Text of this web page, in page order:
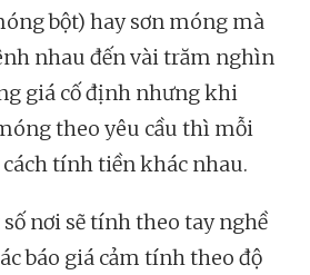
bột) hay sơn móng mà
nhau đến vài trăm nghìn
giá cố định nhưng khi
theo yêu cầu thì mỗi
tính tiền khác nhau.
nơi sẽ tính theo tay nghề
báo giá cảm tính theo độ